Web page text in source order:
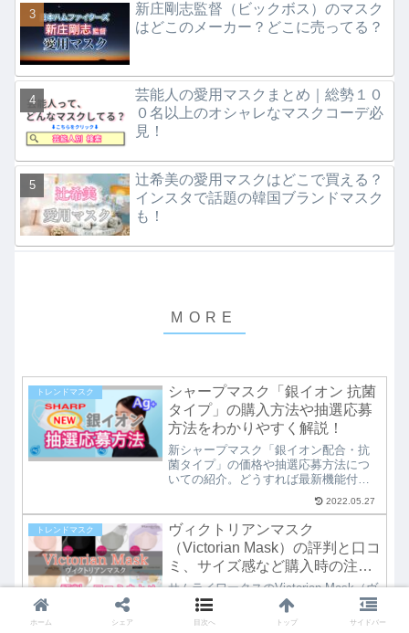
新庄剛志監督（ビックボス）のマスク
はどこのメーカー？どこに売ってる？
芸能人の愛用マスクまとめ｜総勢１０
０名以上のオシャレなマスクコーデ必
見！
辻希美の愛用マスクはどこで買える？
インスタで話題の韓国ブランドマスク
も！
トレンドマスク
シャープマスク「銀イオン 抗菌
タイプ」の購入方法や抽選応募
方法をわかりやすく解説！
新シャープマスク「銀イオン配合・抗
菌タイプ」の価格や抽選応募方法につ
いての紹介。どうすれば最新機能付き
のシャープマスクが入手できるか？応
募の仕方などがわからない、といった
方のための解説記事。画像付きで分か
りやすく紹介しているので、ぜひ参考
にしてください。
2022.05.27
トレンドマスク
ヴィクトリアンマスク
（Victorian Mask）の評判と口コ
ミ、サイズ感など購入時の注意
点
サムライワークスのVictorian Mask（ヴ
ィクトリアンマスク）口コミ情報まと
め。購入前に知っておくべき点や気を
ホーム シェア 目次へ トップ サイドバー